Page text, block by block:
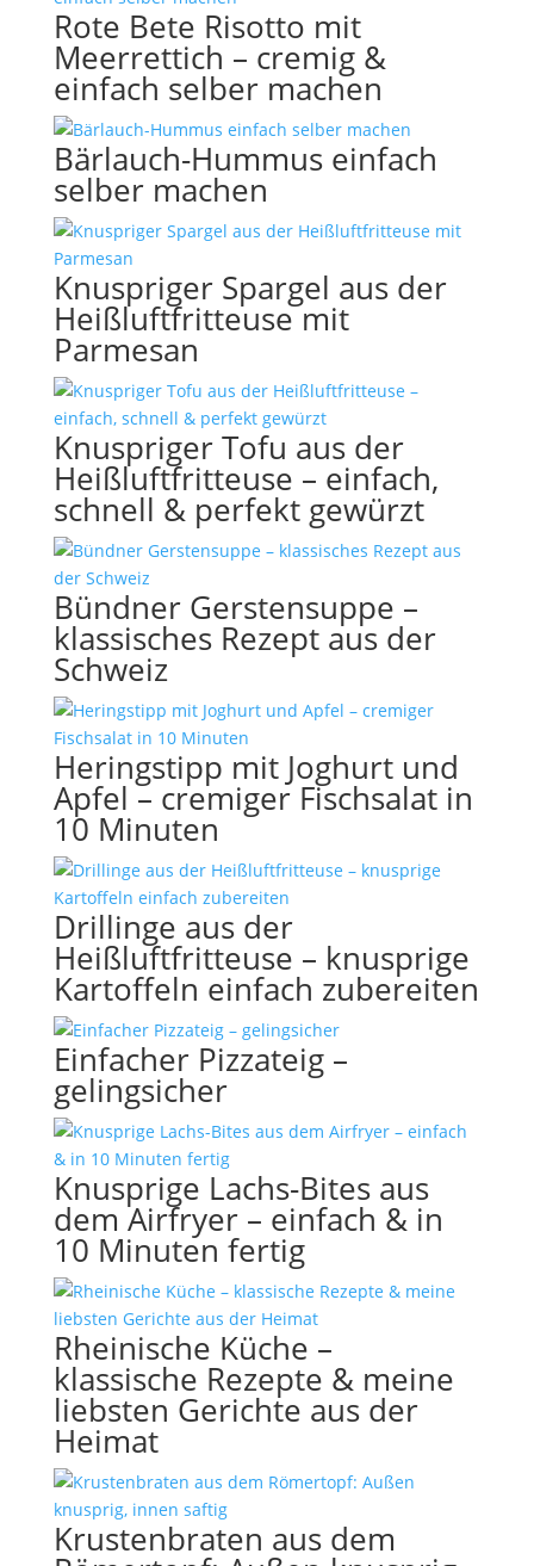
Rote Bete Risotto mit
Meerrettich – cremig &
einfach selber machen
Bärlauch-Hummus einfach
selber machen
Knuspriger Spargel aus der
Heißluftfritteuse mit
Parmesan
Knuspriger Tofu aus der
Heißluftfritteuse – einfach,
schnell & perfekt gewürzt
Bündner Gerstensuppe –
klassisches Rezept aus der
Schweiz
Heringstipp mit Joghurt und
Apfel – cremiger Fischsalat in
10 Minuten
Drillinge aus der
Heißluftfritteuse – knusprige
Kartoffeln einfach zubereiten
Einfacher Pizzateig –
gelingsicher
Knusprige Lachs-Bites aus
dem Airfryer – einfach & in
10 Minuten fertig
Rheinische Küche –
klassische Rezepte & meine
liebsten Gerichte aus der
Heimat
Krustenbraten aus dem